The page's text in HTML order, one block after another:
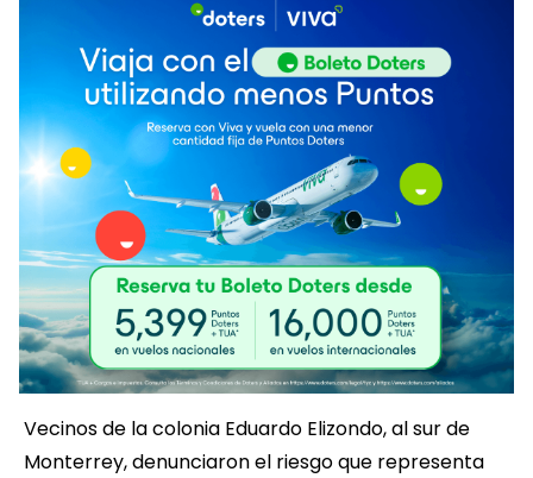
Vecinos de la colonia Eduardo Elizondo, al sur de
Monterrey, denunciaron el riesgo que representa